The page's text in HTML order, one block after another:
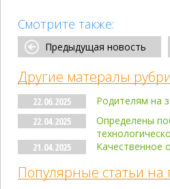
Смотрите также:
Предыдущая новость
Другие матералы
22.06.2025
Родителям на
22.04.2025
Определены
21.04.2025
Качественное
Популярные статьи на